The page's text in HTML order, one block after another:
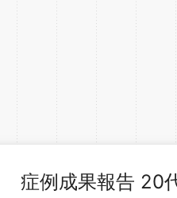
症例成果報告 20